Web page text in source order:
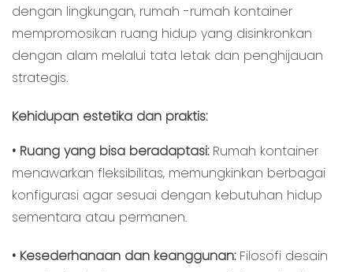
dengan lingkungan, rumah -rumah kontainer
mempromosikan ruang hidup yang disinkronkan
dengan alam melalui tata letak dan penghijauan
strategis.
Kehidupan estetika dan praktis:
• Ruang yang bisa beradaptasi: Rumah kontainer
menawarkan fleksibilitas, memungkinkan berbagai
konfigurasi agar sesuai dengan kebutuhan hidup
sementara atau permanen.
• Kesederhanaan dan keanggunan: Filosofi desain